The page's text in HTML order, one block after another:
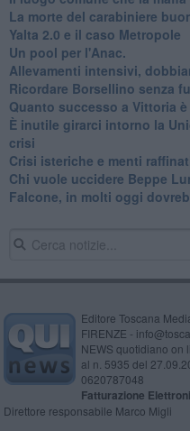
La morte del carabiniere
Yalta 2.0 e il caso Metropole
​Un pool per l'Anac.
Allevamenti intensivi,
Ricordare Borsellino senza
​Quanto successo a Vittoria
​È inutile girarci intorno la
crisi
Crisi isteriche e menti
Chi vuole uccidere Beppe
Falcone, in molti oggi
Editore Toscana
FIRENZE -
NEWS quotidiano on
al n. 5935 del
0620787048
Fatturazione
Direttore responsabile Marco Migli